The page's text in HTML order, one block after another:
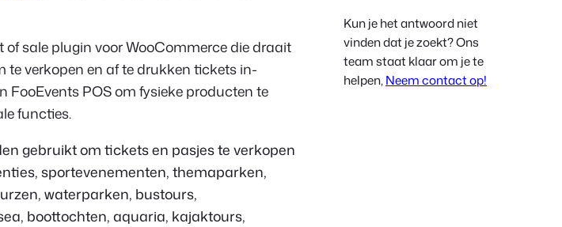
Czech
Greek
of sale plugin voor WooCommerce die draait
te verkopen en af te drukken tickets in-
POS om fysieke producten te
functies.
gebruikt om tickets en pasjes te verkopen
sportevenementen, themaparken,
waterparken, bustours,
boottochten, aquaria, kajaktours,
Kun je het antwoord niet
vinden dat je zoekt? Ons
team staat klaar om je te
helpen,Neem contact op!